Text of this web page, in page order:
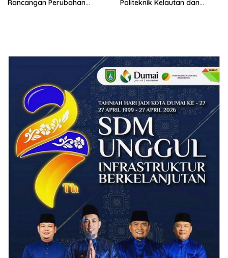
Rancangan Perubahan
Politeknik Kelautan dan